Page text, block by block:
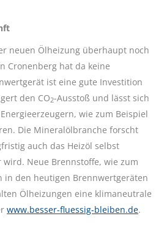
neuen Ölheizung überhaupt noch
Cronenberg hat da keine
ist eine gute Investition
den CO2-Ausstoß und lässt sich
wie zum Beispiel
Die Mineralölbranche forscht
auch das Heizöl selbst
Neue Brennstoffe, wie zum
in den heutigen Brennwertgeräten
Ölheizungen eine klimaneutrale
www.besser-fluessig-bleiben.de.